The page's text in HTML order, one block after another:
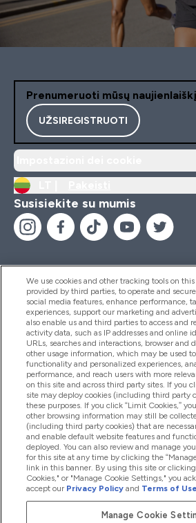
Prenumeruoti mūsų naujienlaiškį
UŽSIREGISTRUOTI
Susisiekite su mumis
Pagalba Ir Informacija
Produktai
Informacija Apie Kompaniją
Lojalumas Ir Atlygis
2026 The Hut.com Ltd
We use cookies and other tracking tools on
provided by third parties, to operate and
social media features, enhance performance,
experiences, support our marketing and
also enable us and third parties to access and
activity data, such as IP addresses and online
URLs, searches and interactions, browser and
other usage information, which may be used
functionality and personalized experiences,
performance, and reach users with more
on this site and across third party sites. If you
site may deploy cookies (including third party
these purposes. If you click “Limit Cookies,”
other browsing information may still be
(including third party cookies) that are
and enable default website features and
deployed. You can also review and manage
for this site at any time by clicking the
link in this banner. By using this site or
Cookies," or "Manage Cookie Settings," you
accept our Privacy Policy and Terms of
Manage Cookie